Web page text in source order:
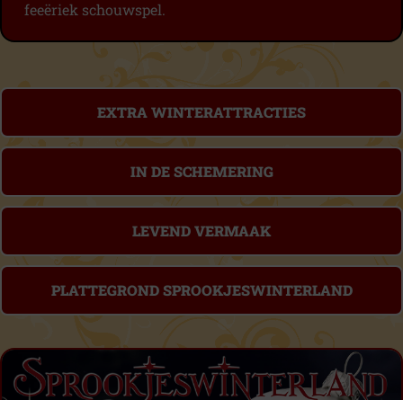
feeëriek schouwspel.
EXTRA WINTERATTRACTIES
IN DE SCHEMERING
LEVEND VERMAAK
PLATTEGROND SPROOKJESWINTERLAND